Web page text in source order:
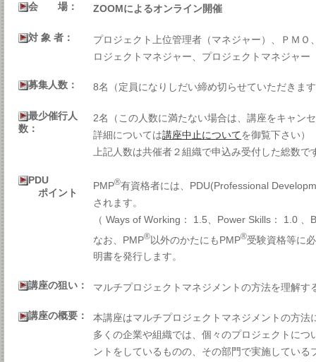
会 場： ZOOMによるオンライン開催
対 象 者：
プロジェクト上位管理者（マネジャー）、ＰＭＯ
ロジェクトマネジャー、プロジェクトマネジャー
募集人数： 8名（定員になりしだい締め切らせていただきま
最少催行人
数：
2名（この人数に満たない場合は、講座をキャン
詳細については講座中止についてを御覧下さい）
上記人数は共催者２組織で申込み受付した総数で
PDU
ポイント
PMP®有資格者には、PDU(Professional
されます。
（ Ways of Working： 1.5、Power Skills： 1.0
なお、PMP®以外のかたにもPMP®受験資格等に
明書を発行します。
講座の狙い： マルチプロジェクトマネジメントの方法を理解す
講座の概要：
本講座はマルチプロジェクトマネジメントの方法
多くの企業や組織では、個々のプロジェクトにつ
ントをしているものの、その部門で実施している